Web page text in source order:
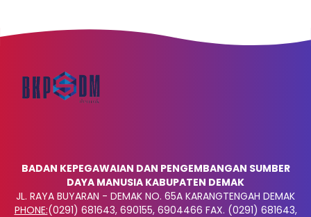
BADAN KEPEGAWAIAN DAN PENGEMBANGAN SUMBER
DAYA MANUSIA KABUPATEN DEMAK
JL. RAYA BUYARAN - DEMAK NO. 65A KARANGTENGAH DEMAK
PHONE:(0291) 681643, 690155, 6904466 FAX. (0291) 681643,